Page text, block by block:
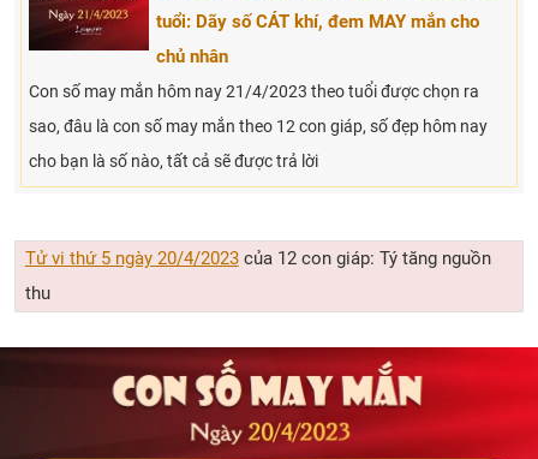
tuổi: Dãy số CÁT khí, đem MAY mắn cho
chủ nhân
Con số may mắn hôm nay 21/4/2023 theo tuổi được chọn ra
sao, đâu là con số may mắn theo 12 con giáp, số đẹp hôm nay
cho bạn là số nào, tất cả sẽ được trả lời
Tử vi thứ 5 ngày 20/4/2023của 12 con giáp: Tý tăng nguồn
thu